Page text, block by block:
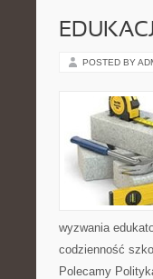
POSTED BY
wyzwania
codzienność
Polecamy